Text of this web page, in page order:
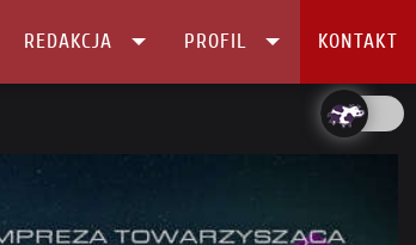
REDAKCJA PROFIL KONTAKT